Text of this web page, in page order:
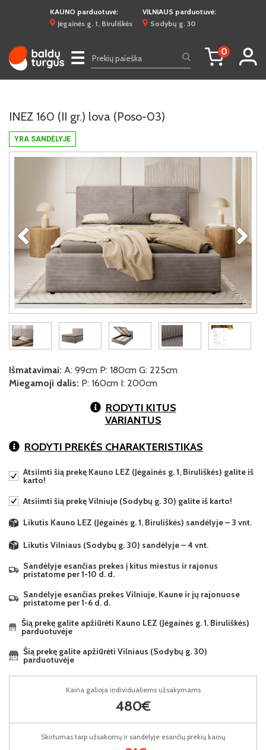
KAUNO parduotuvė:
Jėgainės g. 1, Biruliškės
VILNIAUS parduotuvė:
Sodybų g. 30
☰ 0
YRA SANDĖLYJE
INEZ 160 (II gr.) lova (Poso-03)
Išmatavimai: A: 99cm P: 180cm G: 225cm
Miegamoji dalis: P: 160cm I: 200cm
RODYTI KITUS
VARIANTUS
RODYTI PREKĖS CHARAKTERISTIKAS
Atsiimti šią prekę Kauno LEZ (Jėgainės g. 1, Biruliškės) galite iš
karto!
Atsiimti šią prekę Vilniuje (Sodybų g. 30) galite iš karto!
Likutis Kauno LEZ (Jėgainės g. 1, Biruliškės) sandėlyje – 3 vnt.
Likutis Vilniaus (Sodybų g. 30) sandėlyje – 4 vnt.
Sandėlyje esančias prekes į kitus miestus ir rajonus
pristatome per 1-10 d. d.
Sandėlyje esančias prekes Vilniuje, Kaune ir jų rajonuose
pristatome per 1-6 d. d.
Šią prekę galite apžiūrėti Kauno LEZ (Jėgainės g. 1, Biruliškės)
parduotuvėje
Šią prekę galite apžiūrėti Vilniaus (Sodybų g. 30)
parduotuvėje
Kaina galioja individualiems užsakymams
480€
Skirtumas tarp užsakomų ir sandėlyje esančių prekių kainų